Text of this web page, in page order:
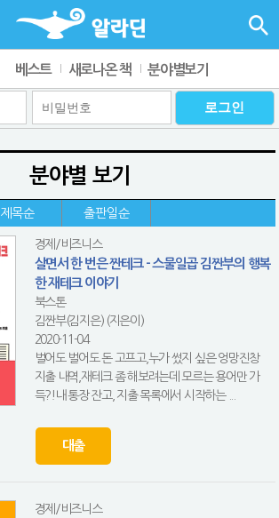
베스트 새로나온 책 분야별보기
분야별 보기
제목순 출판일순
경제/비즈니스
살면서 한 번은 짠테크 - 스물일곱 김짠부의 행복
한 재테크 이야기
북스톤
김짠부(김지은) (지은이)
2020-11-04
벌어도 벌어도 돈 고프고,누가 썼지 싶은 엉망진창
지출 내역,재테크 좀 해보려는데 모르는 용어만 가
득?!내 통장 잔고, 지출 목록에서 시작하는 ...
대출
경제/비즈니스